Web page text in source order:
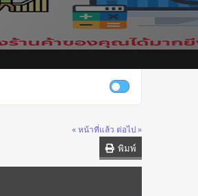
« หน้าที่แล้ว ต่อไป »
พิมพ์